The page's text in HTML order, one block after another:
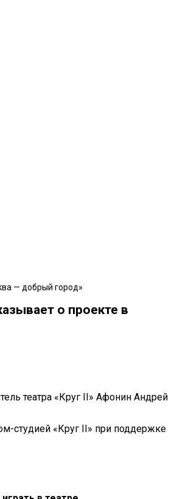
— добрый город»
о проекте в
театра «Круг II» Афонин Андрей
студией «Круг II» при поддержке